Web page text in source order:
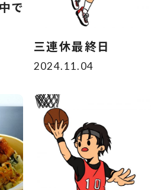
で
三連休最終日
2024.11.04